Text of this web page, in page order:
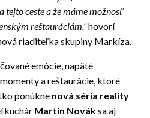
tejto ceste a že máme možnosť
reštauráciám,“hovorí
riaditeľka skupiny Markíza.
emócie, napäté
a reštaurácie, ktoré
ponúkne nová séria reality
Martin Nováksa aj